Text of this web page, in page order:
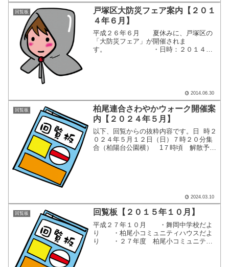
回覧板
戸塚区大防災フェア案内【２０１
４年６月】
平成２６年６月 夏休みに、戸塚区の
「大防災フェア」が開催されま
す。 ・日時：２０１４年
2014.06.30
回覧板
柏尾連合さわやかウォーク開催案
内【２０２４年５月】
以下、回覧からの抜粋内容です。日 時２
０２４年５月１２日（日）７時２０分集
合（柏陽台公園横） 1７時頃 解散予定
2024.03.10
回覧板 回覧板【２０１５年１０月】
平成２７年１０月 ・舞岡中学校だよ
り ・柏尾小コミュニティハウスだよ
り ・２７年度 柏尾小コミュニティ